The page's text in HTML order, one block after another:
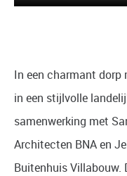
In een charmant dorp
in een stijlvolle
samenwerking met
Architecten BNA en
Buitenhuis Villabouw.